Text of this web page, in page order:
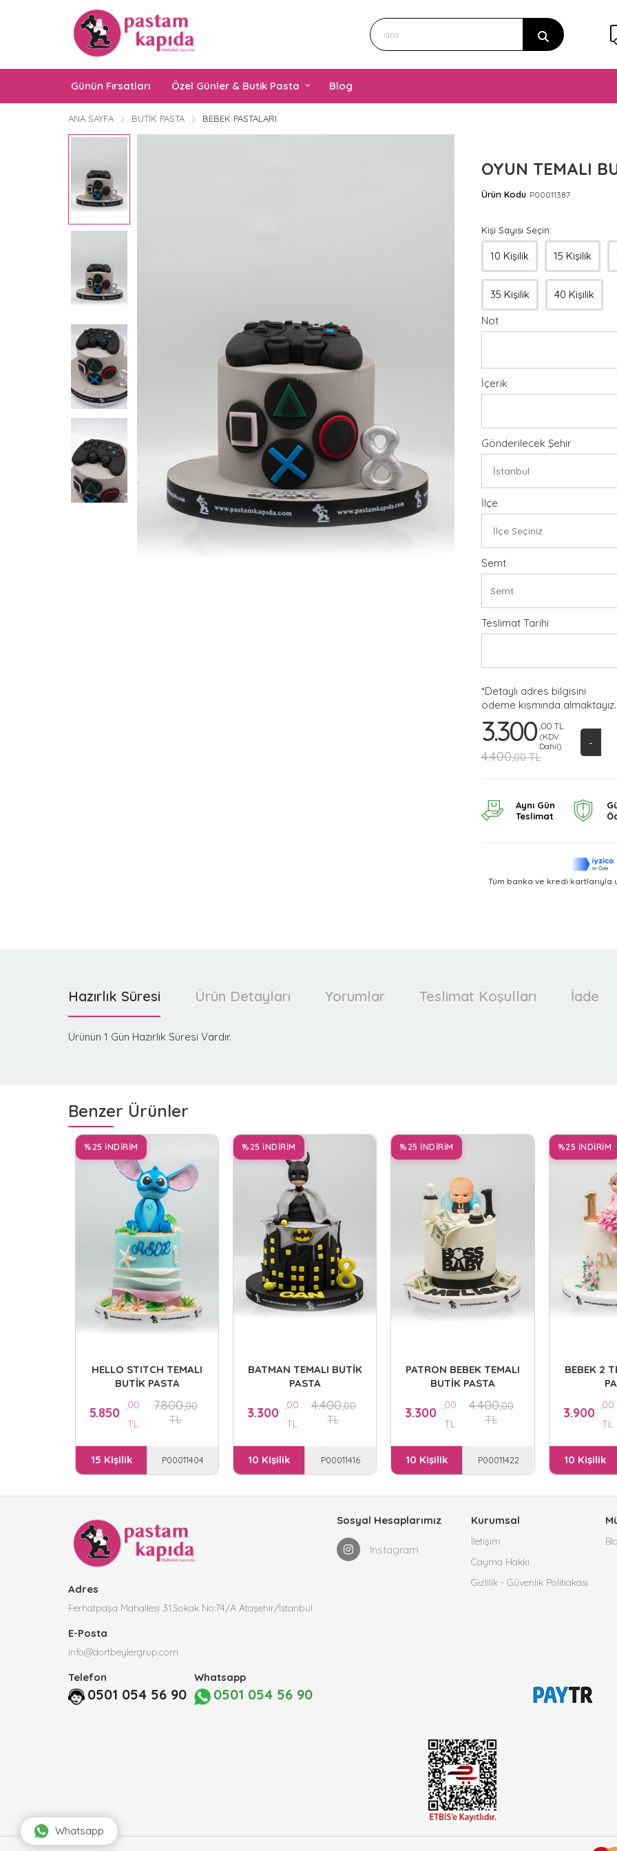
Günün Fırsatları Özel Günler & Butik Pasta Blog
ANA SAYFA BUTIK PASTA BEBEK PASTALARI
OYUN TEMALI
Ürün Kodu: P00011387
Kişi Sayısı Seçin:
10 Kişilik 15 Kişilik
35 Kişilik
40 Kişilik
Not
İçerik
Gönderilecek Şehir
İlçe
Semt
Teslimat Tarihi
*Detaylı adres bilgisini
ödeme kısmında almaktayız.
3.300 ,00 TL
(KDV
Dahil)
4.400,00 TL
-
Aynı Gün
Teslimat
Tüm banka ve kredi kartlarıyla
Hazırlık Süresi Ürün Detayları Yorumlar Teslimat Koşulları İade
Ürünün 1 Gün Hazırlık Süresi Vardır.
Benzer Ürünler
%25 İNDİRİM
HELLO STITCH TEMALI
BUTİK PASTA
5.850 ,00
TL
7.800,00
TL
15 Kişilik P00011404
%25 İNDİRİM
BATMAN TEMALI BUTİK
PASTA
3.300 ,00
TL
4.400,00
TL
10 Kişilik P00011416
%25 İNDİRİM
PATRON BEBEK TEMALI
BUTİK PASTA
3.300 ,00
TL
4.400,00
TL
10 Kişilik P00011422
%25 İNDİRİM
BEBEK 2
3.900 ,00
TL
10 Kişilik
Adres
Ferhatpaşa Mahallesi 31.Sokak No:74/A Ataşehir/İstanbul
E-Posta
info@dortbeylergrup.com
Telefon
0501 054 56 90
Whatsapp
0501 054 56 90
Sosyal Hesaplarımız
Instagram
Kurumsal
İletişim
Cayma Hakkı
Gizlilik - Güvenlik Politiakası
Whatsapp